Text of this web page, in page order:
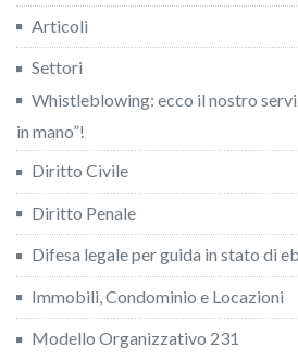
Articoli
Settori
Whistleblowing: ecco il nostro
in mano”!
Diritto Civile
Diritto Penale
Difesa legale per guida in stato di
Immobili, Condominio e Locazioni
Modello Organizzativo 231